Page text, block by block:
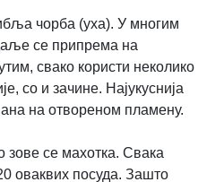
чорба (уха). У многим
се припрема на
свако користи неколико
со и зачине. Најукуснија
на отвореном пламену.
зове се махотка. Свака
оваквих посуда. Зашто